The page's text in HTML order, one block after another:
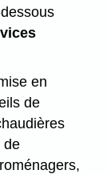
en
de
de